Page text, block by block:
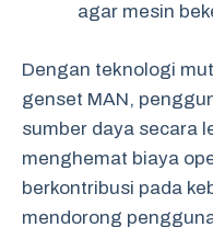
agar mesin
Dengan teknologi
genset MAN,
sumber daya secara
menghemat biaya
berkontribusi pada
mendorong